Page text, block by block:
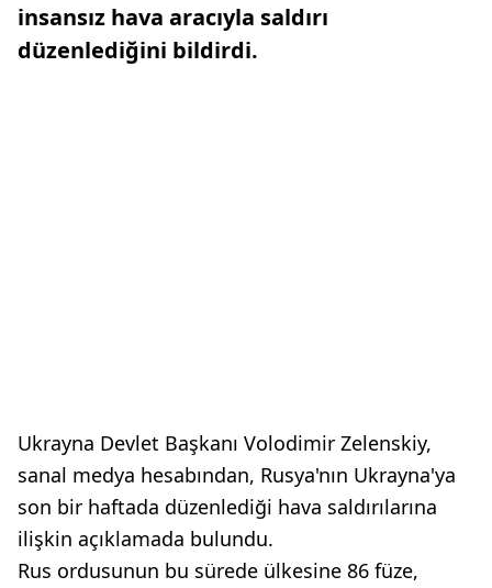
insansız hava aracıyla saldırı
düzenlediğini bildirdi.
Ukrayna Devlet Başkanı Volodimir Zelenskiy,
sanal medya hesabından, Rusya'nın Ukrayna'ya
son bir haftada düzenlediği hava saldırılarına
ilişkin açıklamada bulundu.
Rus ordusunun bu sürede ülkesine 86 füze,